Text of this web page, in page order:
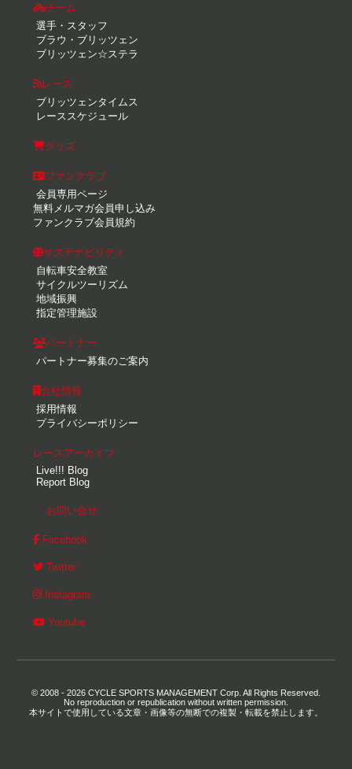
チーム
選手・スタッフ
ブラウ・ブリッツェン
ブリッツェン☆ステラ
レース
ブリッツェンタイムス
レーススケジュール
グッズ
ファンクラブ
会員専用ページ
無料メルマガ会員申し込み
ファンクラブ会員規約
サステナビリティ
自転車安全教室
サイクルツーリズム
地域振興
指定管理施設
パートナー
パートナー募集のご案内
会社情報
採用情報
プライバシーポリシー
レースアーカイブ
Live!!! Blog
Report Blog
お問い合せ
Facebook
Twitter
Instagram
Youtube
© 2008 - 2026 CYCLE SPORTS MANAGEMENT Corp. All Rights Reserved.
No reproduction or republication without written permission.
本サイトで使用している文章・画像等の無断での複製・転載を禁止します。